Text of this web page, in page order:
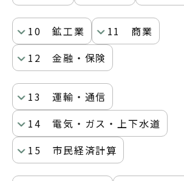
10 鉱工業
11 商業
12 金融・保険
13 運輸・通信
14 電気・ガス・上下水道
15 市民経済計算